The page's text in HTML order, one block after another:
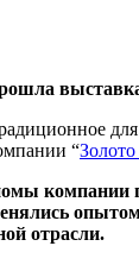
“
компании
отрасли.